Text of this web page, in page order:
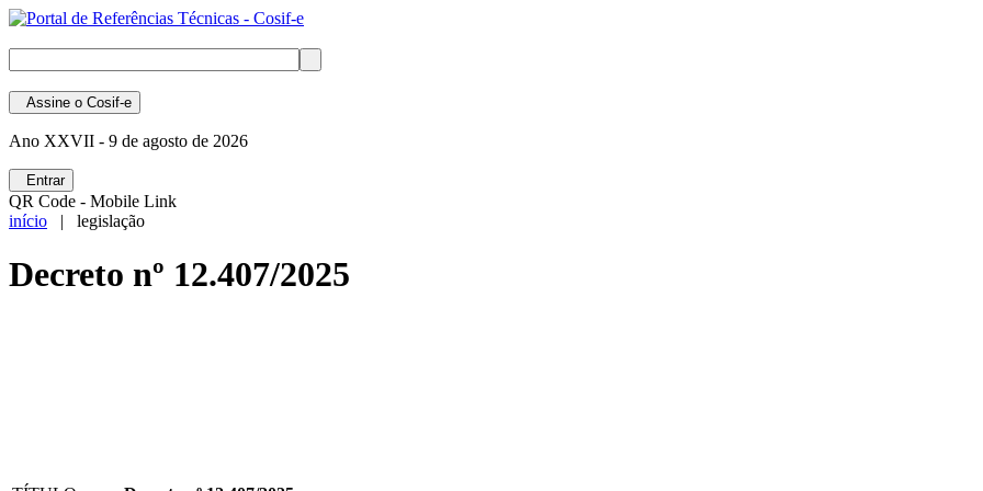
Assine o Cosif-e
Ano XXVII - 9 de agosto de 2026
Entrar
QR Code - Mobile Link
início | legislação
Decreto nº 12.407/2025